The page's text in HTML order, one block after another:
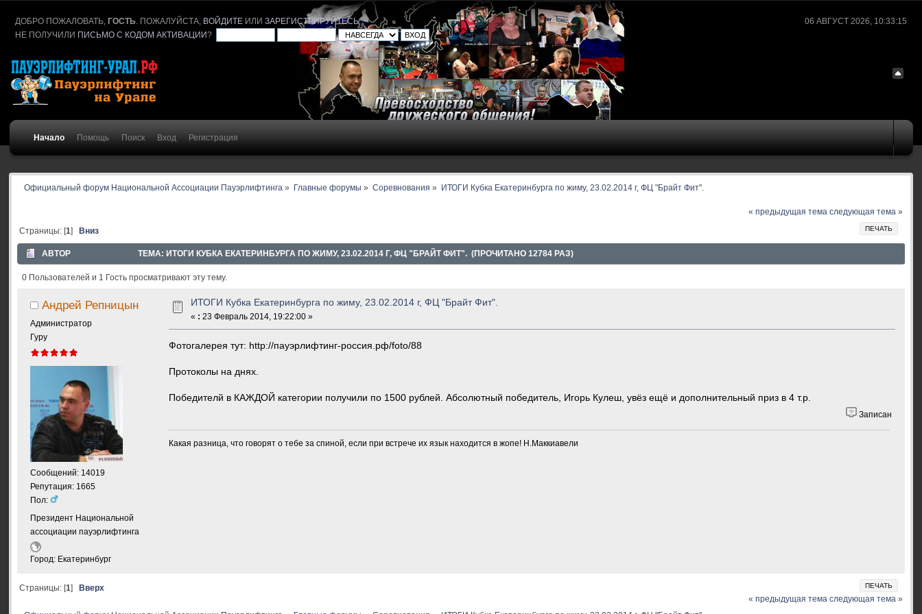
06 АВГУСТ 2026, 10:33:15
ДОБРО ПОЖАЛОВАТЬ, ГОСТЬ. ПОЖАЛУЙСТА, ВОЙДИТЕИЛИ ЗАРЕГИСТРИРУЙТЕСЬ.
НЕ ПОЛУЧИЛИ ПИСЬМО С КОДОМ АКТИВАЦИИ?
Начало Помощь Поиск Вход Регистрация
Официальный форум Национальной Ассоциации Пауэрлифтинга » Главные форумы » Соревнования » ИТОГИ Кубка Екатеринбурга по жиму, 23.02.2014 г, ФЦ "Брайт Фит".
« предыдущая тема следующая тема »
ПЕЧАТЬ
Страницы: [1] Вниз
АВТОР ТЕМА: ИТОГИ КУБКА ЕКАТЕРИНБУРГА ПО ЖИМУ, 23.02.2014 Г, ФЦ "БРАЙТ ФИТ". (ПРОЧИТАНО 12784 РАЗ)
0 Пользователей и 1 Гость просматривают эту тему.
Андрей Репницын
Администратор
Гуру
Сообщений: 14019
Репутация: 1665
Пол:
Президент Национальной
ассоциации пауэрлифтинга
Город: Екатеринбург
ИТОГИ Кубка Екатеринбурга по жиму, 23.02.2014 г, ФЦ "Брайт Фит".
« : 23 Февраль 2014, 19:22:00 »
Фотогалерея тут: http://пауэрлифтинг-россия.рф/foto/88
Протоколы на днях.
Победителй в КАЖДОЙ категории получили по 1500 рублей. Абсолютный победитель, Игорь Кулеш, увёз ещё и дополнительный приз в 4 т.р.
Записан
Какая разница, что говорят о тебе за спиной, если при встрече их язык находится в жопе! Н.Маккиавели
ПЕЧАТЬ
Страницы: [1] Вверх
« предыдущая тема следующая тема »